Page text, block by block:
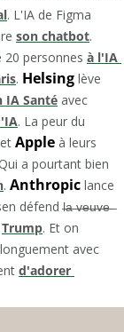
. L'IA de Figma
son chatbot
20 personnes à l'IA
. Helsing lève
IA Santé avec
. La peur du
et Apple à leurs
a pourtant bien
. Anthropic lance
défend l̶a̶ ̶v̶e̶u̶v̶e̶
Trump. Et on
d'adorer